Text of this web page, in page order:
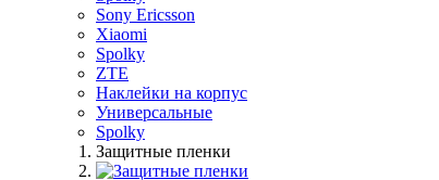
Sony Ericsson
Xiaomi
Spolky
ZTE
Наклейки на корпус
Универсальные
Spolky
Защитные пленки